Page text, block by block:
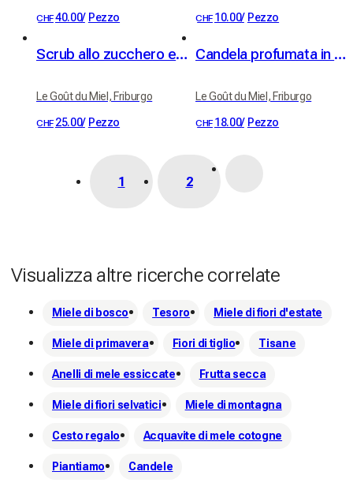
CHF40.00/ Pezzo CHF 10.00/ Pezzo
Scrub allo zucchero e olio di nocciolo di albicocca BIO - profumo di albicocca
Le Goût du Miel, Friburgo
CHF 25.00/ Pezzo
Candela profumata in vaso di ceramica "Hymne au Verger"
Le Goût du Miel, Friburgo
CHF 18.00/ Pezzo
1 2
Visualizza altre ricerche correlate
Miele di bosco Tesoro Miele di fiori d'estate
Miele di primavera Fiori di tiglio Tisane
Anelli di mele essiccate Frutta secca
Miele di fiori selvatici Miele di montagna
Cesto regalo Acquavite di mele cotogne
Piantiamo Candele